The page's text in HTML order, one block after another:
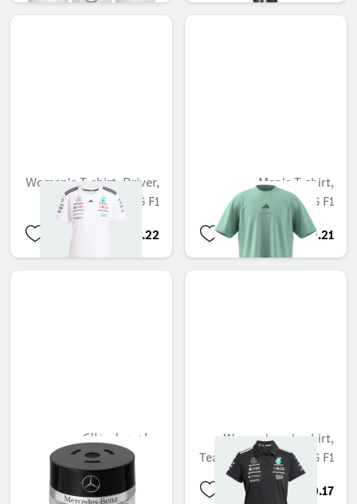
Men's T-shirt,
Mercedes-AMG F1
QAR 500.21
Women's T-shirt, Driver,
Mercedes-AMG F1
QAR 510.22
Women's polo shirt,
Team, Mercedes-AMG F1
QAR 600.17
بخاخ عطر فالكون،
DAYBREAK MOOD
QAR 566.88